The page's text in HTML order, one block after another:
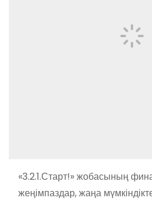
«3.2.1.Старт!» жобасының
жеңімпаздар, жаңа